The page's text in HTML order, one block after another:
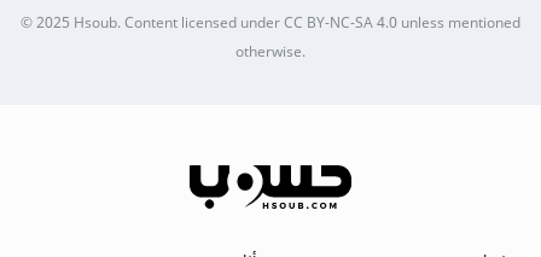
© 2025Hsoub.Content licensed underCC BY-NC-SA 4.0unless mentioned
otherwise.